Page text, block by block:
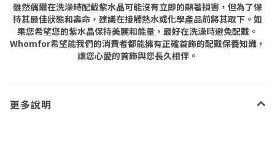
雖然偶爾在洗澡時配戴紫水晶可能沒有立即的顯著損害，但為了保
持其最佳狀態和壽命，建議在接觸熱水或化學產品前將其取下。如
果您希望您的紫水晶保持美麗和能量，最好在洗澡時避免配戴。
Whomfor希望能我們的消費者都能擁有正確首飾的配戴保養知識，
讓您心愛的首飾與您長久相伴。
更多說明